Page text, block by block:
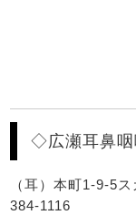
◇広瀬耳鼻咽
（耳）本町1-9-5
384-1116